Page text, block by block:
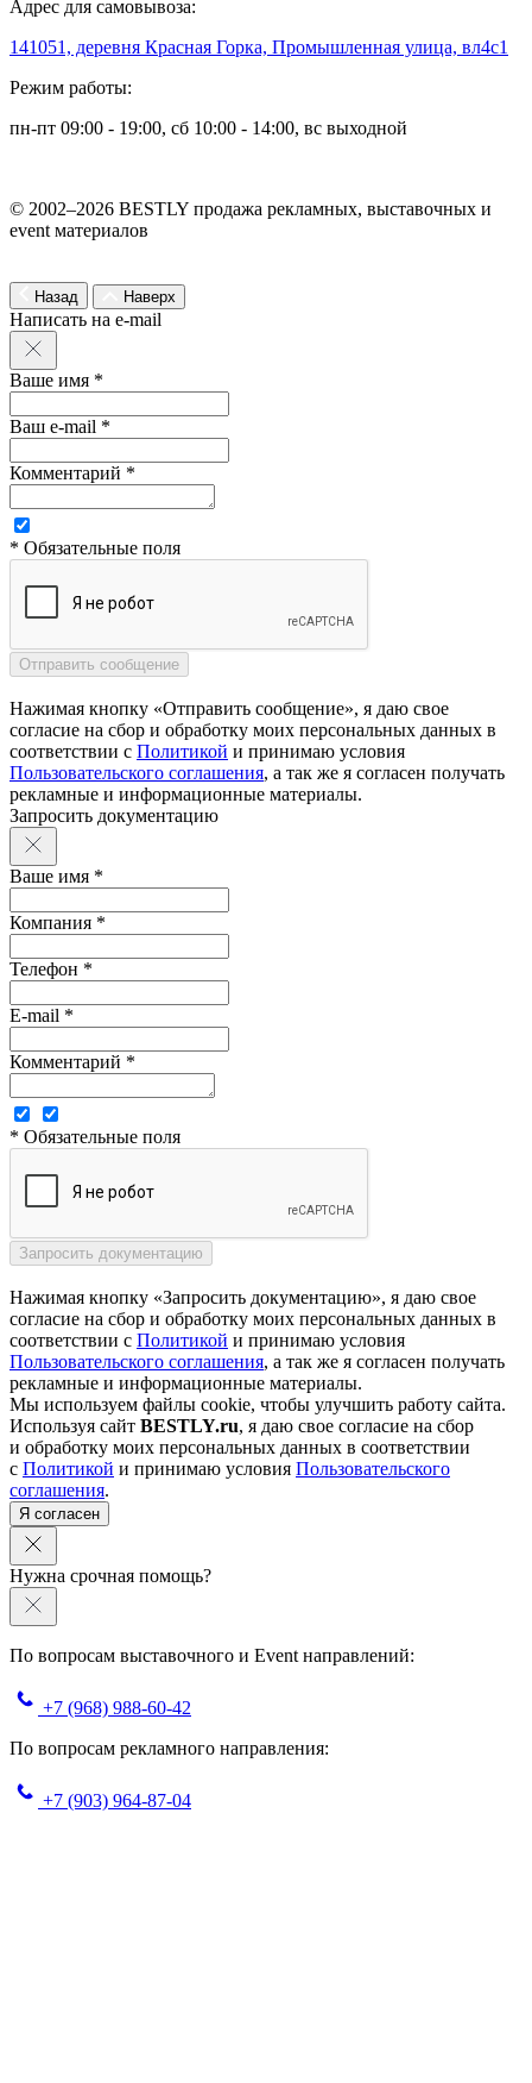
Адрес для самовывоза:
141051, деревня Красная Горка, Промышленная улица, вл4с1
Режим работы:
пн-пт 09:00 - 19:00, сб 10:00 - 14:00, вс выходной
© 2002–2026 BESTLY продажа рекламных, выставочных и
event материалов
Назад Наверх
Написать на e-mail
Ваше имя *
Ваш e-mail *
Комментарий *
* Обязательные поля
Нажимая кнопку «Отправить сообщение», я даю свое
согласие на сбор и обработку моих персональных данных в
соответствии с Политикой и принимаю условия
Пользовательского соглашения, а так же я согласен получать
рекламные и информационные материалы.
Запросить документацию
Ваше имя *
Компания *
Телефон *
E-mail *
Комментарий *
* Обязательные поля
Нажимая кнопку «Запросить документацию», я даю свое
согласие на сбор и обработку моих персональных данных в
соответствии с Политикой и принимаю условия
Пользовательского соглашения, а так же я согласен получать
рекламные и информационные материалы.
Мы используем файлы cookie, чтобы улучшить работу сайта.
Используя сайт BESTLY.ru, я даю свое согласие на сбор
и обработку моих персональных данных в соответствии
с Политикой и принимаю условия Пользовательского
соглашения.
Я согласен
Нужна срочная помощь?
По вопросам выставочного и Event направлений:
+7 (968) 988-60-42
По вопросам рекламного направления:
+7 (903) 964-87-04